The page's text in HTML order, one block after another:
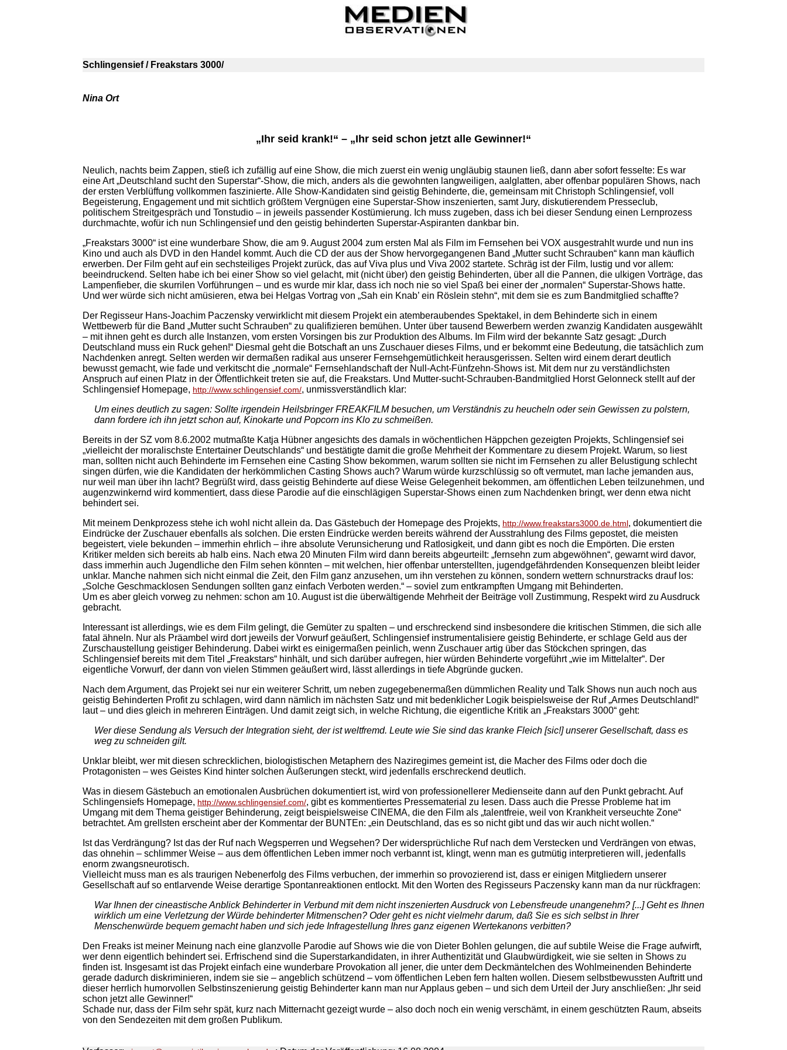
Schlingensief / Freakstars 3000/
Nina Ort
„Ihr seid krank!“ – „Ihr seid schon jetzt alle Gewinner!“
Neulich, nachts beim Zappen, stieß ich zufällig auf eine Show, die mich zuerst ein wenig ungläubig staunen ließ, dann aber sofort fesselte: Es war
eine Art „Deutschland sucht den Superstar“-Show, die mich, anders als die gewohnten langweiligen, aalglatten, aber offenbar populären Shows, nach
der ersten Verblüffung vollkommen faszinierte. Alle Show-Kandidaten sind geistig Behinderte, die, gemeinsam mit Christoph Schlingensief, voll
Begeisterung, Engagement und mit sichtlich größtem Vergnügen eine Superstar-Show inszenierten, samt Jury, diskutierendem Presseclub,
politischem Streitgespräch und Tonstudio – in jeweils passender Kostümierung. Ich muss zugeben, dass ich bei dieser Sendung einen Lernprozess
durchmachte, wofür ich nun Schlingensief und den geistig behinderten Superstar-Aspiranten dankbar bin.
„Freakstars 3000“ ist eine wunderbare Show, die am 9. August 2004 zum ersten Mal als Film im Fernsehen bei VOX ausgestrahlt wurde und nun ins
Kino und auch als DVD in den Handel kommt. Auch die CD der aus der Show hervorgegangenen Band „Mutter sucht Schrauben“ kann man käuflich
erwerben. Der Film geht auf ein sechsteiliges Projekt zurück, das auf Viva plus und Viva 2002 startete. Schräg ist der Film, lustig und vor allem:
beeindruckend. Selten habe ich bei einer Show so viel gelacht, mit (nicht über) den geistig Behinderten, über all die Pannen, die ulkigen Vorträge, das
Lampenfieber, die skurrilen Vorführungen – und es wurde mir klar, dass ich noch nie so viel Spaß bei einer der „normalen“ Superstar-Shows hatte.
Und wer würde sich nicht amüsieren, etwa bei Helgas Vortrag von „Sah ein Knab’ ein Röslein stehn“, mit dem sie es zum Bandmitglied schaffte?
Der Regisseur Hans-Joachim Paczensky verwirklicht mit diesem Projekt ein atemberaubendes Spektakel, in dem Behinderte sich in einem
Wettbewerb für die Band „Mutter sucht Schrauben“ zu qualifizieren bemühen. Unter über tausend Bewerbern werden zwanzig Kandidaten ausgewählt
– mit ihnen geht es durch alle Instanzen, vom ersten Vorsingen bis zur Produktion des Albums. Im Film wird der bekannte Satz gesagt: „Durch
Deutschland muss ein Ruck gehen!“ Diesmal geht die Botschaft an uns Zuschauer dieses Films, und er bekommt eine Bedeutung, die tatsächlich zum
Nachdenken anregt. Selten werden wir dermaßen radikal aus unserer Fernsehgemütlichkeit herausgerissen. Selten wird einem derart deutlich
bewusst gemacht, wie fade und verkitscht die „normale“ Fernsehlandschaft der Null-Acht-Fünfzehn-Shows ist. Mit dem nur zu verständlichsten
Anspruch auf einen Platz in der Öffentlichkeit treten sie auf, die Freakstars. Und Mutter-sucht-Schrauben-Bandmitglied Horst Gelonneck stellt auf der
Schlingensief Homepage, http://www.schlingensief.com/, unmissverständlich klar:
Um eines deutlich zu sagen: Sollte irgendein Heilsbringer FREAKFILM besuchen, um Verständnis zu heucheln oder sein Gewissen zu polstern,
dann fordere ich ihn jetzt schon auf, Kinokarte und Popcorn ins Klo zu schmeißen.
Bereits in der SZ vom 8.6.2002 mutmaßte Katja Hübner angesichts des damals in wöchentlichen Häppchen gezeigten Projekts, Schlingensief sei
„vielleicht der moralischste Entertainer Deutschlands“ und bestätigte damit die große Mehrheit der Kommentare zu diesem Projekt. Warum, so liest
man, sollten nicht auch Behinderte im Fernsehen eine Casting Show bekommen, warum sollten sie nicht im Fernsehen zu aller Belustigung schlecht
singen dürfen, wie die Kandidaten der herkömmlichen Casting Shows auch? Warum würde kurzschlüssig so oft vermutet, man lache jemanden aus,
nur weil man über ihn lacht? Begrüßt wird, dass geistig Behinderte auf diese Weise Gelegenheit bekommen, am öffentlichen Leben teilzunehmen, und
augenzwinkernd wird kommentiert, dass diese Parodie auf die einschlägigen Superstar-Shows einen zum Nachdenken bringt, wer denn etwa nicht
behindert sei.
Mit meinem Denkprozess stehe ich wohl nicht allein da. Das Gästebuch der Homepage des Projekts, http://www.freakstars3000.de.html, dokumentiert die
Eindrücke der Zuschauer ebenfalls als solchen. Die ersten Eindrücke werden bereits während der Ausstrahlung des Films gepostet, die meisten
begeistert, viele bekunden – immerhin ehrlich – ihre absolute Verunsicherung und Ratlosigkeit, und dann gibt es noch die Empörten. Die ersten
Kritiker melden sich bereits ab halb eins. Nach etwa 20 Minuten Film wird dann bereits abgeurteilt: „fernsehn zum abgewöhnen“, gewarnt wird davor,
dass immerhin auch Jugendliche den Film sehen könnten – mit welchen, hier offenbar unterstellten, jugendgefährdenden Konsequenzen bleibt leider
unklar. Manche nahmen sich nicht einmal die Zeit, den Film ganz anzusehen, um ihn verstehen zu können, sondern wettern schnurstracks drauf los:
„Solche Geschmacklosen Sendungen sollten ganz einfach Verboten werden.“ – soviel zum entkrampften Umgang mit Behinderten.
Um es aber gleich vorweg zu nehmen: schon am 10. August ist die überwältigende Mehrheit der Beiträge voll Zustimmung, Respekt wird zu Ausdruck
gebracht.
Interessant ist allerdings, wie es dem Film gelingt, die Gemüter zu spalten – und erschreckend sind insbesondere die kritischen Stimmen, die sich alle
fatal ähneln. Nur als Präambel wird dort jeweils der Vorwurf geäußert, Schlingensief instrumentalisiere geistig Behinderte, er schlage Geld aus der
Zurschaustellung geistiger Behinderung. Dabei wirkt es einigermaßen peinlich, wenn Zuschauer artig über das Stöckchen springen, das
Schlingensief bereits mit dem Titel „Freakstars“ hinhält, und sich darüber aufregen, hier würden Behinderte vorgeführt „wie im Mittelalter“. Der
eigentliche Vorwurf, der dann von vielen Stimmen geäußert wird, lässt allerdings in tiefe Abgründe gucken.
Nach dem Argument, das Projekt sei nur ein weiterer Schritt, um neben zugegebenermaßen dümmlichen Reality und Talk Shows nun auch noch aus
geistig Behinderten Profit zu schlagen, wird dann nämlich im nächsten Satz und mit bedenklicher Logik beispielsweise der Ruf „Armes Deutschland!“
laut – und dies gleich in mehreren Einträgen. Und damit zeigt sich, in welche Richtung, die eigentliche Kritik an „Freakstars 3000“ geht:
Wer diese Sendung als Versuch der Integration sieht, der ist weltfremd. Leute wie Sie sind das kranke Fleich [sic!] unserer Gesellschaft, dass es
weg zu schneiden gilt.
Unklar bleibt, wer mit diesen schrecklichen, biologistischen Metaphern des Naziregimes gemeint ist, die Macher des Films oder doch die
Protagonisten – wes Geistes Kind hinter solchen Äußerungen steckt, wird jedenfalls erschreckend deutlich.
Was in diesem Gästebuch an emotionalen Ausbrüchen dokumentiert ist, wird von professionellerer Medienseite dann auf den Punkt gebracht. Auf
Schlingensiefs Homepage, http://www.schlingensief.com/, gibt es kommentiertes Pressematerial zu lesen. Dass auch die Presse Probleme hat im
Umgang mit dem Thema geistiger Behinderung, zeigt beispielsweise CINEMA, die den Film als „talentfreie, weil von Krankheit verseuchte Zone“
betrachtet. Am grellsten erscheint aber der Kommentar der BUNTEn: „ein Deutschland, das es so nicht gibt und das wir auch nicht wollen.“
Ist das Verdrängung? Ist das der Ruf nach Wegsperren und Wegsehen? Der widersprüchliche Ruf nach dem Verstecken und Verdrängen von etwas,
das ohnehin – schlimmer Weise – aus dem öffentlichen Leben immer noch verbannt ist, klingt, wenn man es gutmütig interpretieren will, jedenfalls
enorm zwangsneurotisch.
Vielleicht muss man es als traurigen Nebenerfolg des Films verbuchen, der immerhin so provozierend ist, dass er einigen Mitgliedern unserer
Gesellschaft auf so entlarvende Weise derartige Spontanreaktionen entlockt. Mit den Worten des Regisseurs Paczensky kann man da nur rückfragen:
War Ihnen der cineastische Anblick Behinderter in Verbund mit dem nicht inszenierten Ausdruck von Lebensfreude unangenehm? [...] Geht es Ihnen
wirklich um eine Verletzung der Würde behinderter Mitmenschen? Oder geht es nicht vielmehr darum, daß Sie es sich selbst in Ihrer
Menschenwürde bequem gemacht haben und sich jede Infragestellung Ihres ganz eigenen Wertekanons verbitten?
Den Freaks ist meiner Meinung nach eine glanzvolle Parodie auf Shows wie die von Dieter Bohlen gelungen, die auf subtile Weise die Frage aufwirft,
wer denn eigentlich behindert sei. Erfrischend sind die Superstarkandidaten, in ihrer Authentizität und Glaubwürdigkeit, wie sie selten in Shows zu
finden ist. Insgesamt ist das Projekt einfach eine wunderbare Provokation all jener, die unter dem Deckmäntelchen des Wohlmeinenden Behinderte
gerade dadurch diskriminieren, indem sie sie – angeblich schützend – vom öffentlichen Leben fern halten wollen. Diesem selbstbewussten Auftritt und
dieser herrlich humorvollen Selbstinszenierung geistig Behinderter kann man nur Applaus geben – und sich dem Urteil der Jury anschließen: „Ihr seid
schon jetzt alle Gewinner!“
Schade nur, dass der Film sehr spät, kurz nach Mitternacht gezeigt wurde – also doch noch ein wenig verschämt, in einem geschützten Raum, abseits
von den Sendezeiten mit dem großen Publikum.